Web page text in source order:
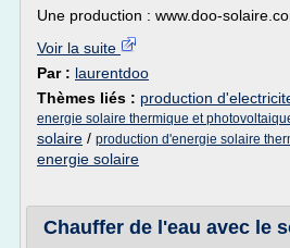
Une production : www.doo-
Voir la suite
Par : laurentdoo
Thèmes liés : production
energie solaire thermique et
solaire / production d'energie solaire
energie solaire
Chauffer de l'eau avec le